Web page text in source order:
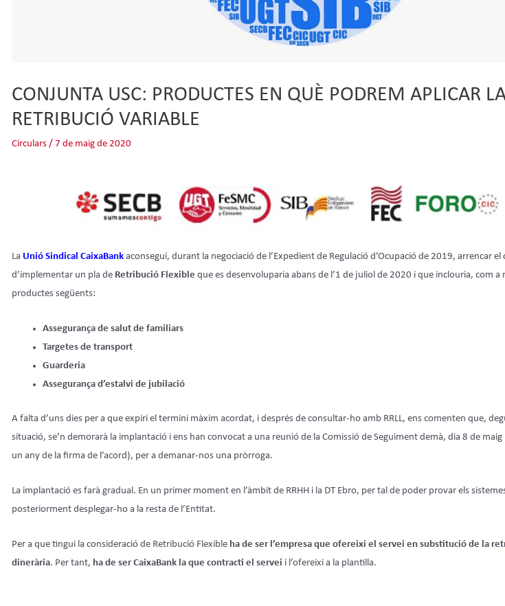
CONJUNTA USC: PRODUCTES EN QUÈ PODREM APLICAR
RETRIBUCIÓ VARIABLE
Circulars/ 7 de maig de 2020
La Unió Sindical CaixaBankaconseguí, durant la negociació de l’Expedient de Regulació d’Ocupació de 2019, arrencar
d’implementar un pla de Retribució Flexible que es desenvoluparia abans de l’1 de juliol de 2020 i que inclouria, com a
productes següents:
Assegurança de salut de familiars
Targetes de transport
Guarderia
Assegurança d’estalvi de jubilació
A falta d’uns dies per a que expiri el termini màxim acordat, i després de consultar-ho amb RRLL, ens comenten que,
situació, se’n demorarà la implantació i ens han convocat a una reunió de la Comissió de Seguiment demà, dia 8 de
un any de la firma de l’acord), per a demanar-nos una pròrroga.
La implantació es farà gradual. En un primer moment en l’àmbit de RRHH i la DT Ebro, per tal de poder provar els
posteriorment desplegar-ho a la resta de l’Entitat.
Per a que tingui la consideració de Retribució Flexible ha de ser l’empresa que ofereixi el servei en substitució de la
dinerària. Per tant, ha de ser CaixaBank la que contracti el servei i l’ofereixi a la plantilla.